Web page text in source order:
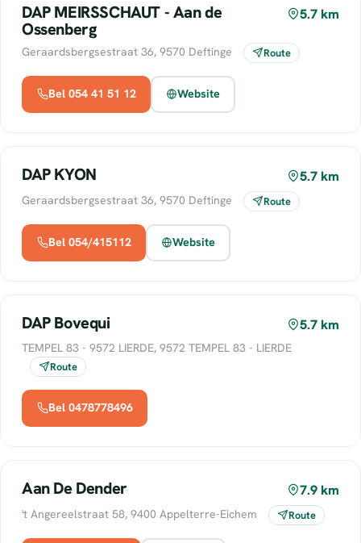
DAP MEIRSSCHAUT - Aan de
Ossenberg
5.7 km
Geraardsbergsestraat 36, 9570 Deftinge Route
Bel 054 41 51 12 Website
DAP KYON 5.7 km
Geraardsbergsestraat 36, 9570 Deftinge Route
Bel 054/415112 Website
DAP Bovequi 5.7 km
TEMPEL 83 - 9572 LIERDE, 9572 TEMPEL 83 - LIERDE
Route
Bel 0478778496
Aan De Dender 7.9 km
't Angereelstraat 58, 9400 Appelterre-Eichem Route